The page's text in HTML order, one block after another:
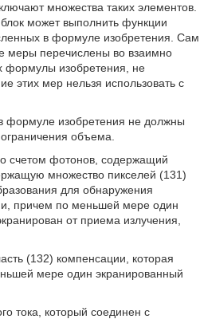
множества таких элементов.
может выполнить функции
в формуле изобретения. Сам
меры перечислены во взаимно
формулы изобретения, не
этих мер нельзя использовать с
формуле изобретения не должны
объема.
счетом фотонов, содержащий
множество пикселей (131)
для обнаружения
причем по меньшей мере один
от приема излучения,
(132) компенсации, которая
мере один экранированный
тока, который соединен с